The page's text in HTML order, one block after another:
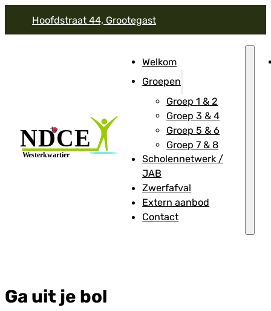
Hoofdstraat 44, Grootegast
Welkom
Groepen
Groep 1 & 2
Groep 3 & 4
Groep 5 & 6
Groep 7 & 8
Scholennetwerk /
JAB
Zwerfafval
Extern aanbod
Contact
Ga uit je bol